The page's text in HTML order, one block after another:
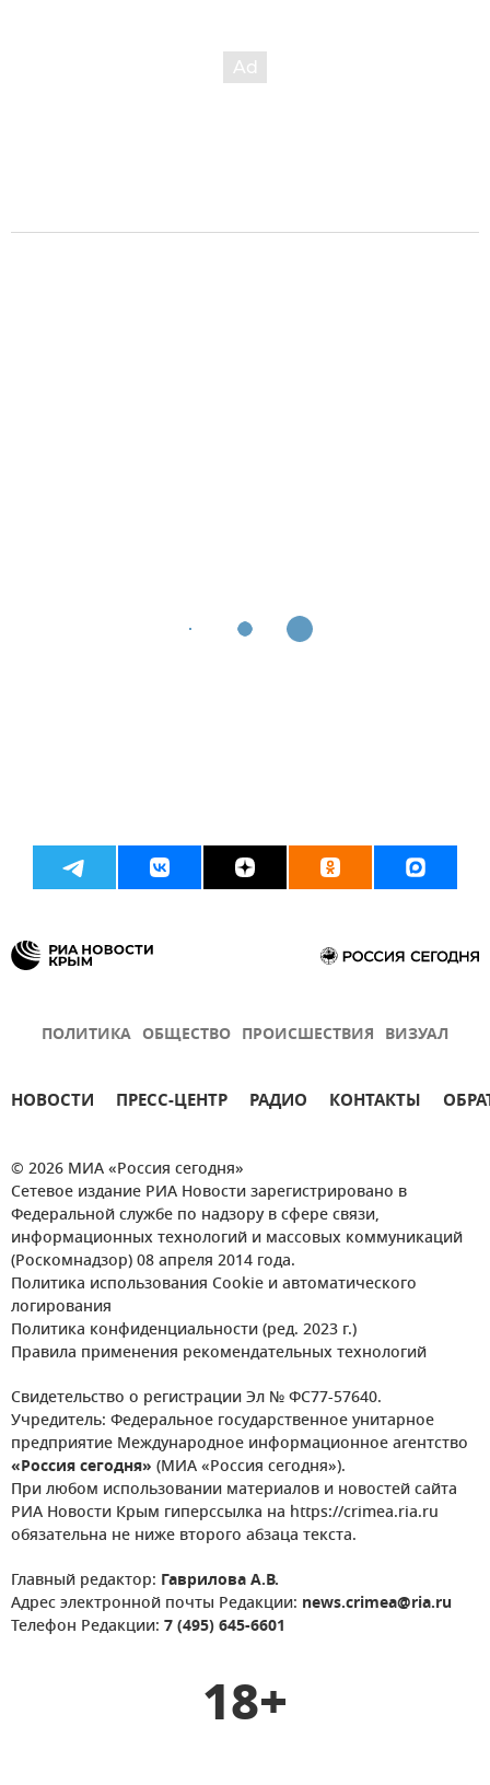
ПОЛИТИКА ОБЩЕСТВО ПРОИСШЕСТВИЯ ВИЗУАЛ
НОВОСТИ ПРЕСС-ЦЕНТР РАДИО КОНТАКТЫ
© 2026 МИА «Россия сегодня»
Сетевое издание РИА Новости зарегистрировано в
Федеральной службе по надзору в сфере связи,
информационных технологий и массовых коммуникаций
(Роскомнадзор) 08 апреля 2014 года.
Политика использования Cookie и автоматического
логирования
Политика конфиденциальности (ред. 2023 г.)
Правила применения рекомендательных технологий
Свидетельство о регистрации Эл № ФС77-57640.
Учредитель: Федеральное государственное унитарное
предприятие Международное информационное агентство
«Россия сегодня» (МИА «Россия сегодня»).
При любом использовании материалов и новостей сайта
РИА Новости Крым гиперссылка на https://crimea.ria.ru
обязательна не ниже второго абзаца текста.
Главный редактор: Гаврилова А.В.
Адрес электронной почты Редакции: news.crimea@ria.ru
Телефон Редакции: 7 (495) 645-6601
18+